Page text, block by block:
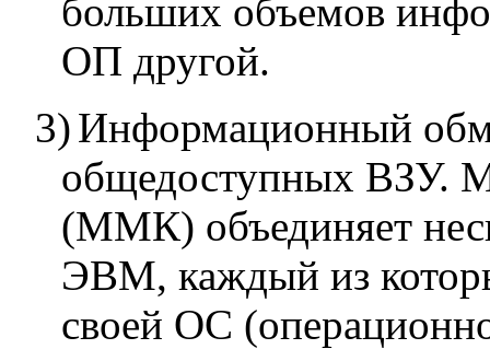
больших объемов
ОП другой.
3)Информационный
общедоступных ВЗУ.
(ММК) объединяет
ЭВМ, каждый из
своей ОС